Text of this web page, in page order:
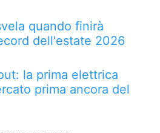
quando finirà
dell'estate 2026
la prima elettrica
prima ancora del